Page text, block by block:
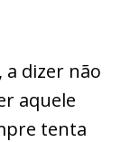
dizer não
aquele
tenta